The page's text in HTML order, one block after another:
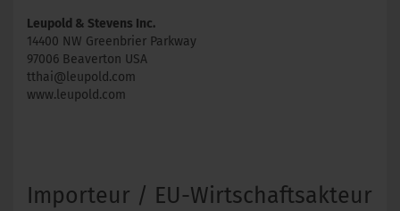
Leupold & Stevens Inc.
14400 NW Greenbrier Parkway
97006 Beaverton USA
tthai@leupold.com
www.leupold.com
Importeur / EU-Wirtschaftsakteur